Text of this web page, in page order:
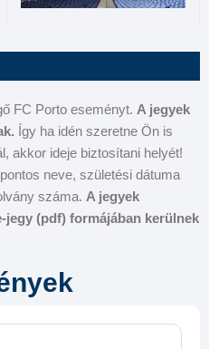
FC Porto eseményt. A jegyek
Így ha idén szeretne Ön is
akkor ideje biztosítani helyét!
neve, születési dátuma
száma. A jegyek
jegy (pdf) formájában kerülnek